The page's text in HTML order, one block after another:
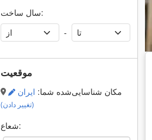
سال ساخت:
-
موقعیت
مکان شناسایی‌شده شما: ایران
(تغییر دادن)
شعاع: